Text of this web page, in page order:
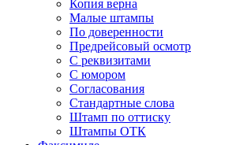
Копия верна
Малые штампы
По доверенности
Предрейсовый осмотр
С реквизитами
С юмором
Согласования
Стандартные слова
Штамп по оттиску
Штампы ОТК